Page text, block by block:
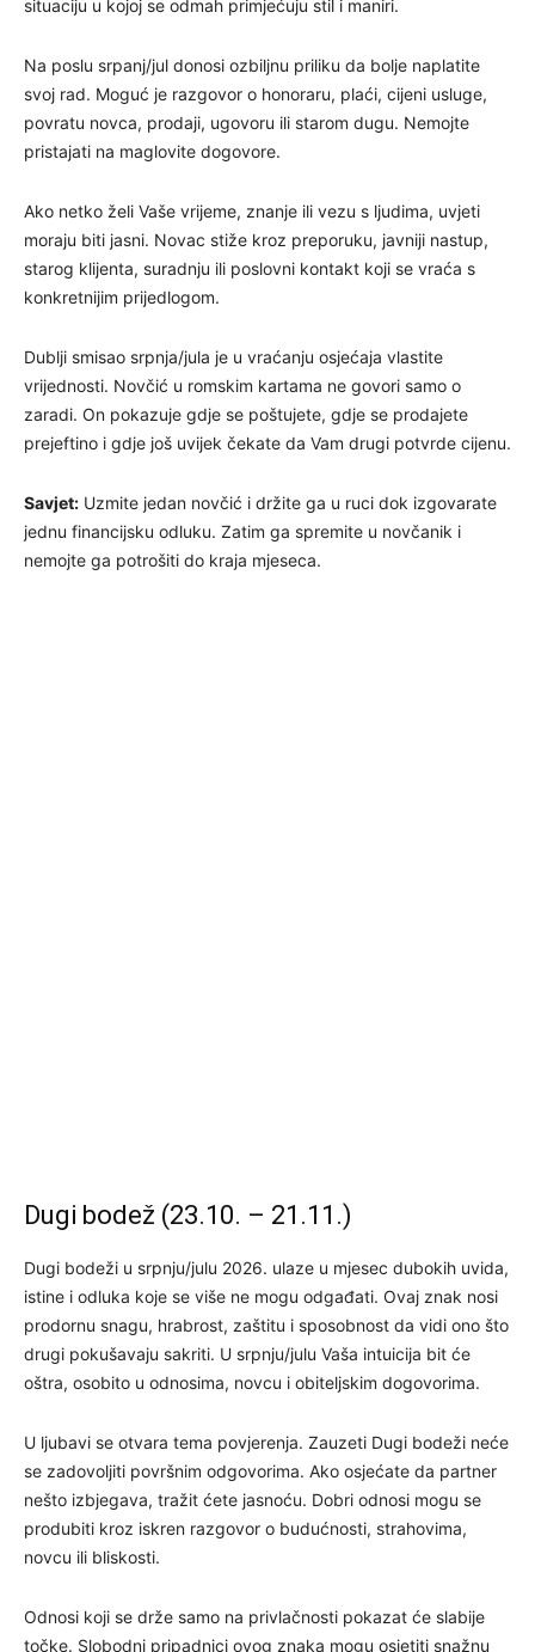
situaciju u kojoj se odmah primjećuju stil i maniri.
Na poslu srpanj/jul donosi ozbiljnu priliku da bolje naplatite
svoj rad. Moguć je razgovor o honoraru, plaći, cijeni usluge,
povratu novca, prodaji, ugovoru ili starom dugu. Nemojte
pristajati na maglovite dogovore.
Ako netko želi Vaše vrijeme, znanje ili vezu s ljudima, uvjeti
moraju biti jasni. Novac stiže kroz preporuku, javniji nastup,
starog klijenta, suradnju ili poslovni kontakt koji se vraća s
konkretnijim prijedlogom.
Dublji smisao srpnja/jula je u vraćanju osjećaja vlastite
vrijednosti. Novčić u romskim kartama ne govori samo o
zaradi. On pokazuje gdje se poštujete, gdje se prodajete
prejeftino i gdje još uvijek čekate da Vam drugi potvrde cijenu.
Savjet: Uzmite jedan novčić i držite ga u ruci dok izgovarate
jednu financijsku odluku. Zatim ga spremite u novčanik i
nemojte ga potrošiti do kraja mjeseca.
Dugi bodež (23.10. – 21.11.)
Dugi bodeži u srpnju/julu 2026. ulaze u mjesec dubokih uvida,
istine i odluka koje se više ne mogu odgađati. Ovaj znak nosi
prodornu snagu, hrabrost, zaštitu i sposobnost da vidi ono što
drugi pokušavaju sakriti. U srpnju/julu Vaša intuicija bit će
oštra, osobito u odnosima, novcu i obiteljskim dogovorima.
U ljubavi se otvara tema povjerenja. Zauzeti Dugi bodeži neće
se zadovoljiti površnim odgovorima. Ako osjećate da partner
nešto izbjegava, tražit ćete jasnoću. Dobri odnosi mogu se
produbiti kroz iskren razgovor o budućnosti, strahovima,
novcu ili bliskosti.
Odnosi koji se drže samo na privlačnosti pokazat će slabije
točke. Slobodni pripadnici ovog znaka mogu osjetiti snažnu